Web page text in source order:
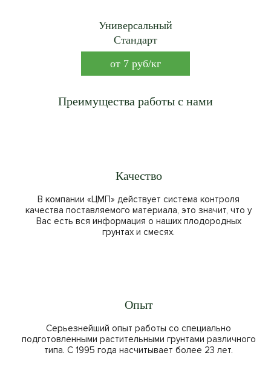
Универсальный
Стандарт
от 7 руб/кг
Преимущества работы с нами
Качество
В компании «ЦМП» действует система контроля
качества поставляемого материала, это значит, что у
Вас есть вся информация о наших плодородных
грунтах и смесях.
Опыт
Серьезнейший опыт работы со специально
подготовленными растительными грунтами различного
типа. С 1995 года насчитывает более 23 лет.